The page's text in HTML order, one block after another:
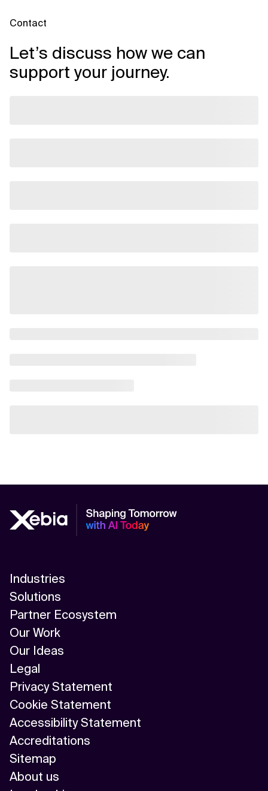
Contact
Let’s discuss how we can
support your journey.
Industries
Solutions
Partner Ecosystem
Our Work
Our Ideas
Legal
Privacy Statement
Cookie Statement
Accessibility Statement
Accreditations
Sitemap
About us